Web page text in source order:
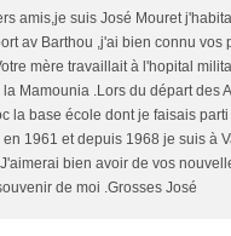
amis,je suis José Mouret
av Barthou ,j'ai bien connu vos
mère travaillait à l'hopital
Mamounia .Lors du départ des
la base école dont je faisais
1961 et depuis 1968 je suis à
bien avoir de vos
de moi .Grosses José